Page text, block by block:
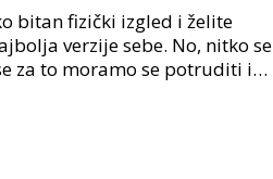
bitan fizički izgled i želite
verzije sebe. No, nitko se
za to moramo se potruditi i